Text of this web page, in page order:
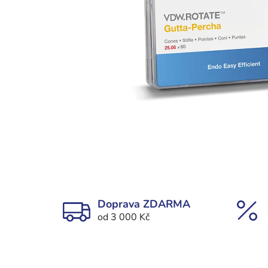
Doprava ZDARMA
od 3 000 Kč